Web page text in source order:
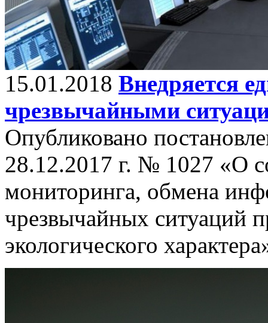
15.01.2018 Внедряется
чрезвычайными
Опубликовано
28.12.2017 г. № 1027 «О
мониторинга, обмена
чрезвычайных ситуаций
экологического